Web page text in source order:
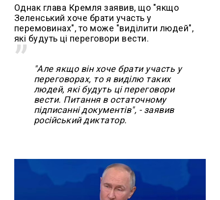
Однак глава Кремля заявив, що "якщо
Зеленський хоче брати участь у
перемовинах", то може "виділити людей",
які будуть ці переговори вести.
"Але якщо він хоче брати участь у
переговорах, то я виділю таких
людей, які будуть ці переговори
вести. Питання в остаточному
підписанні документів", - заявив
російський диктатор.